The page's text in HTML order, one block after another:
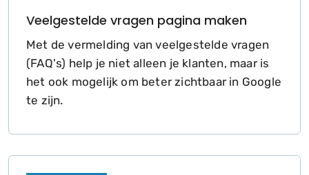
Veelgestelde vragen pagina maken
Met de vermelding van veelgestelde vragen
(FAQ's) help je niet alleen je klanten, maar is
het ook mogelijk om beter zichtbaar in Google
te zijn.